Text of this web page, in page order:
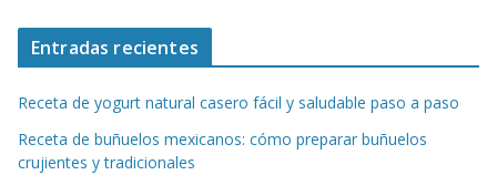
Entradas recientes
Receta de yogurt natural casero fácil y saludable paso a paso
Receta de buñuelos mexicanos: cómo preparar buñuelos
crujientes y tradicionales